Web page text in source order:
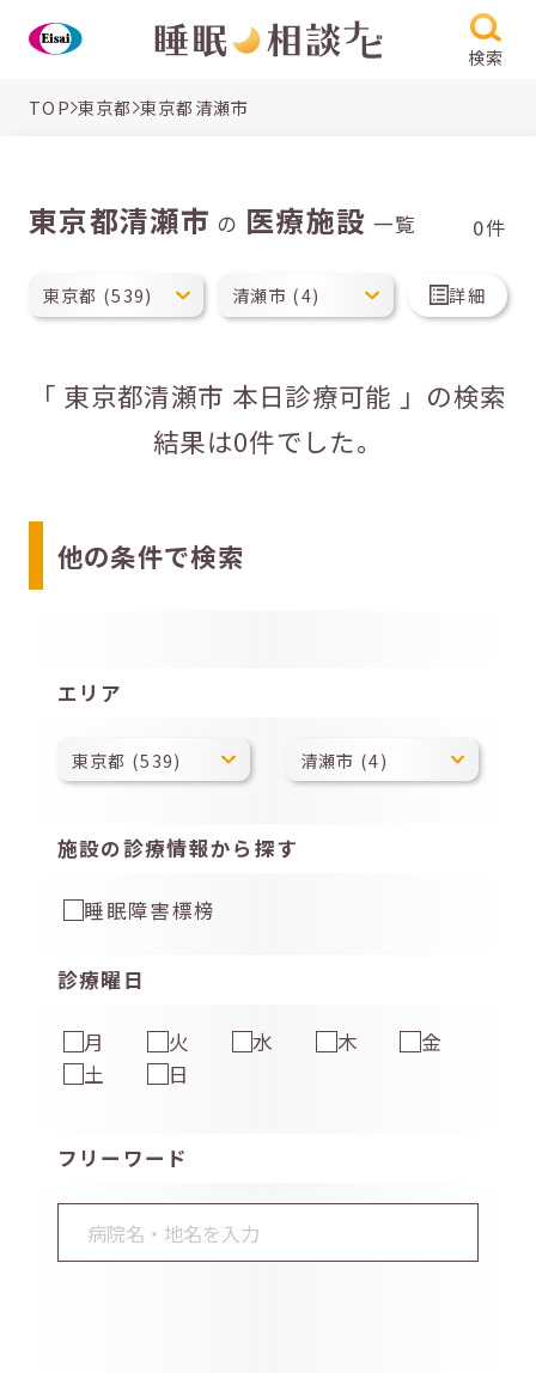
検索
TOP 東京都 東京都清瀬市
東京都清瀬市 の 医療施設 一覧 0件
詳細
「 東京都清瀬市 本日診療可能 」の検索
結果は0件でした。
他の条件で検索
エリア
施設の診療情報から探す
睡眠障害標榜
診療曜日
月 火 水 木
金
土
日
フリーワード